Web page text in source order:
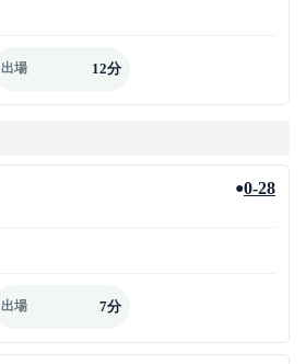
出場 12分
●0-28
出場 7分